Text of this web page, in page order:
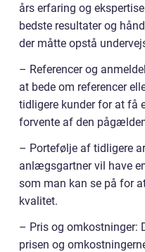
års erfaring og
bedste resultater og
der måtte opstå
– Referencer og
at bede om referencer
tidligere kunder for at få
forvente af den
– Portefølje af tidligere
anlægsgartner vil have
som man kan se på for
kvalitet.
– Pris og omkostninger:
prisen og